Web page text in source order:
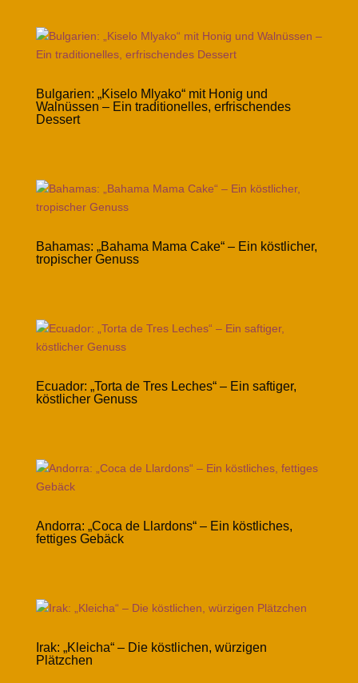
Bulgarien: „Kiselo Mlyako“ mit Honig und
Walnüssen – Ein traditionelles, erfrischendes
Dessert
Bahamas: „Bahama Mama Cake“ – Ein köstlicher,
tropischer Genuss
Ecuador: „Torta de Tres Leches“ – Ein saftiger,
köstlicher Genuss
Andorra: „Coca de Llardons“ – Ein köstliches,
fettiges Gebäck
Irak: „Kleicha“ – Die köstlichen, würzigen
Plätzchen